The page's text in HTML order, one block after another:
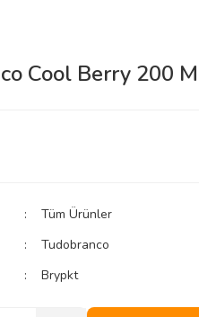
Cool Berry 200
Tüm Ürünler
Tudobranco
Brypkt